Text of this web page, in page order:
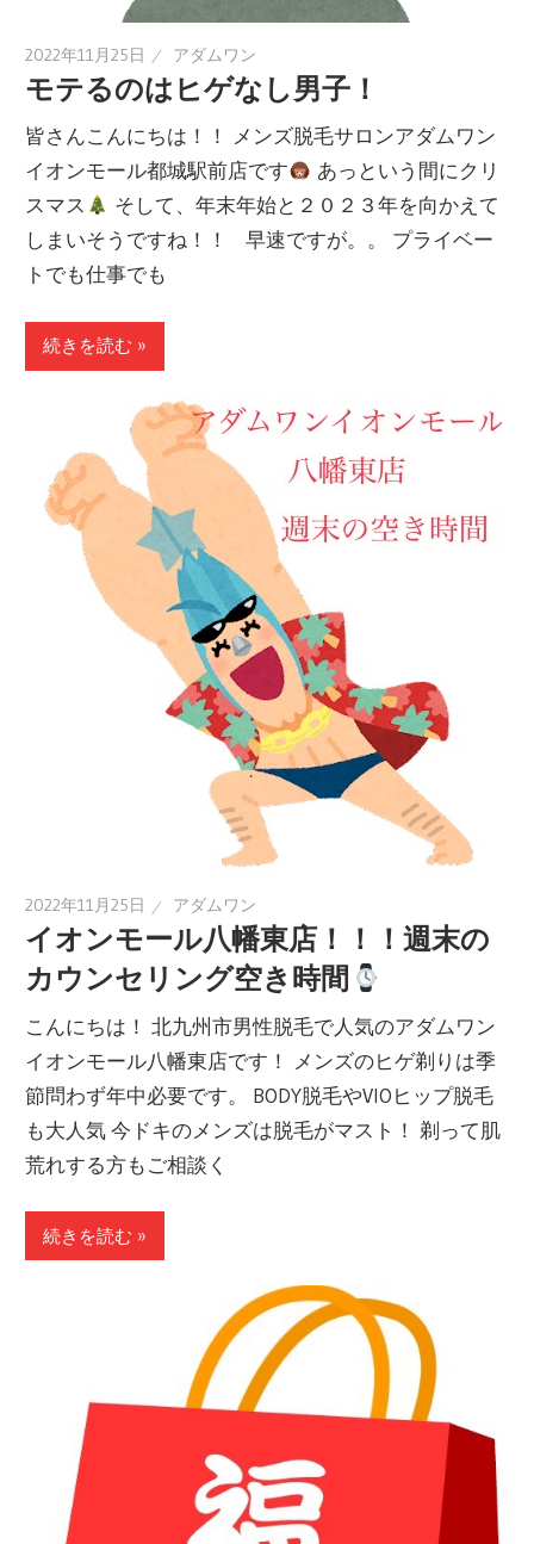
2022年11月25日 アダムワン
モテるのはヒゲなし男子！
皆さんこんにちは！！ メンズ脱毛サロンアダムワン
イオンモール都城駅前店です
あっという間にクリ
スマス
そして、年末年始と２０２３年を向かえて
しまいそうですね！！ 早速ですが。。 プライベー
トでも仕事でも
続きを読む »
2022年11月25日 アダムワン
イオンモール八幡東店！！！週末の
カウンセリング空き時間
こんにちは！ 北九州市男性脱毛で人気のアダムワン
イオンモール八幡東店です！ メンズのヒゲ剃りは季
節問わず年中必要です。 BODY脱毛やVIOヒップ脱毛
も大人気 今ドキのメンズは脱毛がマスト！ 剃って肌
荒れする方もご相談く
続きを読む »